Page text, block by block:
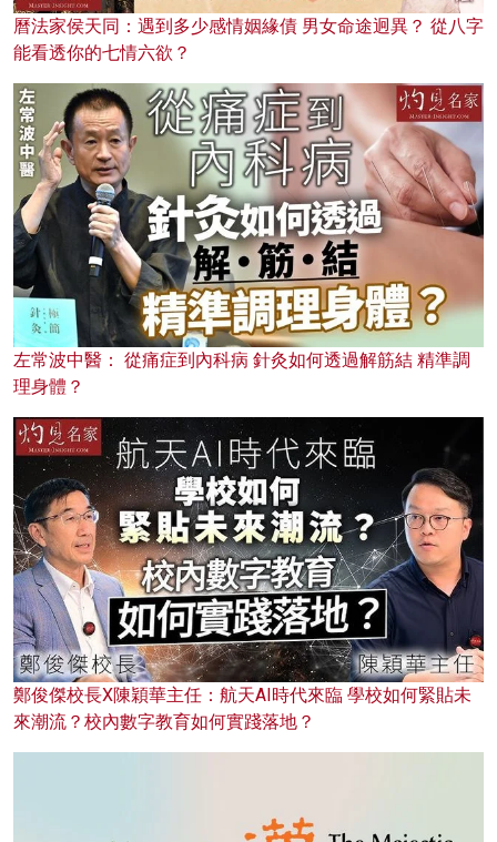
曆法家侯天同：遇到多少感情姻緣債 男女命途迥異？ 從八字
能看透你的七情六欲？
左常波中醫： 從痛症到內科病 針灸如何透過解筋結 精準調
理身體？
鄭俊傑校長X陳穎華主任：航天AI時代來臨 學校如何緊貼未
來潮流？校內數字教育如何實踐落地？